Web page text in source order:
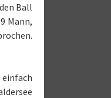
Ball
Mann,
einfach